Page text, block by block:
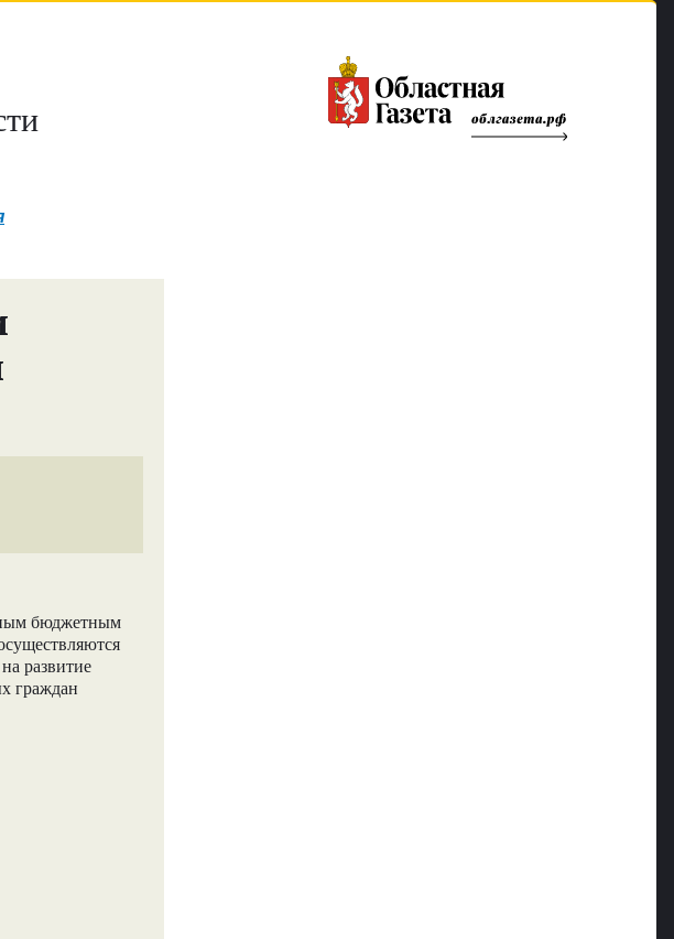
бюджетным
развитие
граждан